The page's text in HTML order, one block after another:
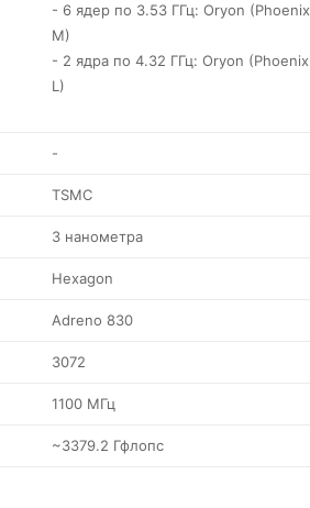
- 6 ядер по 3.53 ГГц: Oryon (Phoenix
M)
- 2 ядра по 4.32 ГГц: Oryon (Phoenix
L)
-
TSMC
3 нанометра
Hexagon
Adreno 830
3072
1100 МГц
~3379.2 Гфлопс